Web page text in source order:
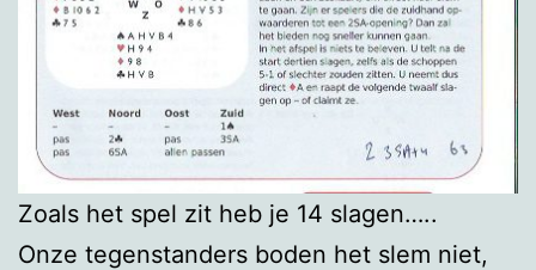
Zoals het spel zit heb je 14 slagen…..
Onze tegenstanders boden het slem niet,